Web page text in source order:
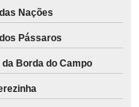
Nações
Pássaros
Borda do Campo